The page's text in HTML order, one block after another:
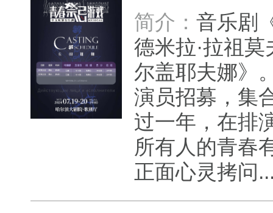
简介： 音乐剧
德米拉·拉祖
尔盖耶夫娜》
演员招募，集
过一年，在排
所有人的青春
正面心灵拷问